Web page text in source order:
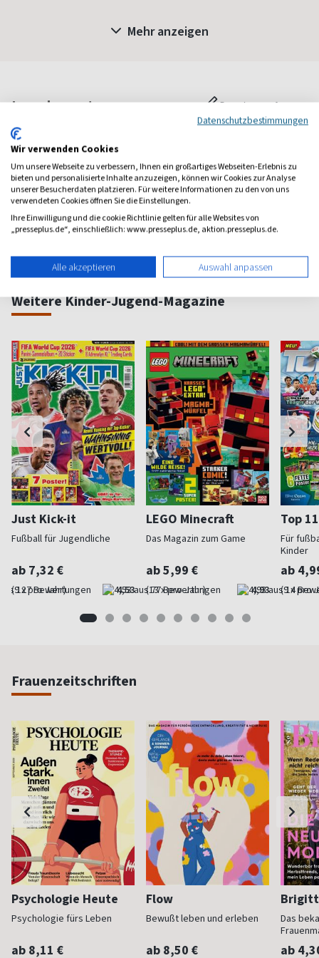
Mehr anzeigen
Leserbewertungen Bewertung verfassen
1 Jahr Freude schenken!
Bei einer Auswahl von über 1.800 Magazinen finden Sie das
richtige Geschenk für jeden.
zum Geschenkabo-Finder
Weitere Kinder-Jugend-Magazine
Just Kick-it
Fußball für Jugendliche
ab 7,32 €
(9 x pro Jahr) 4,53
LEGO Minecraft
Das Magazin zum Game
ab 5,99 €
(13 x pro Jahr) 4,93
Top 11
Für
Kinder
ab
(9 x pro
Frauenzeitschriften
Psychologie Heute
Psychologie fürs Leben
ab 8,11 €
Flow
Bewußt leben und erleben
ab 8,50 €
Das
ab
Datenschutzbestimmungen
Wir verwenden Cookies
Um unsere Webseite zu verbessern, Ihnen ein großartiges Webseiten-Erlebnis zu
bieten und personalisierte Inhalte anzuzeigen, können wir Cookies zur Analyse
unserer Besucherdaten platzieren. Für weitere Informationen zu den von uns
verwendeten Cookies öffnen Sie die Einstellungen.
Ihre Einwilligung und die cookie Richtlinie gelten für alle Websites von
„presseplus.de“, einschließlich: www.presseplus.de, aktion.presseplus.de.
Alle akzeptieren Auswahl anpassen